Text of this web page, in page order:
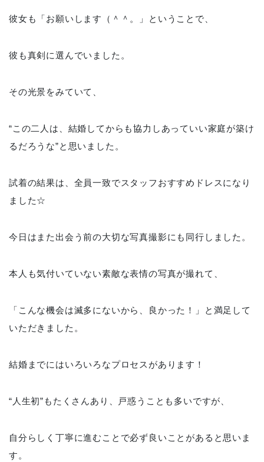
彼女も「お願いします（＾＾。」ということで、
彼も真剣に選んでいました。
その光景をみていて、
“この二人は、結婚してからも協力しあっていい家庭が築け
るだろうな”と思いました。
試着の結果は、全員一致でスタッフおすすめドレスになり
ました☆
今日はまた出会う前の大切な写真撮影にも同行しました。
本人も気付いていない素敵な表情の写真が撮れて、
「こんな機会は滅多にないから、良かった！」と満足して
いただきました。
結婚までにはいろいろなプロセスがあります！
“人生初”もたくさんあり、戸惑うことも多いですが、
自分らしく丁寧に進むことで必ず良いことがあると思いま
す。